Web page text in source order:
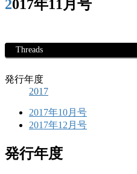
2017年11月号
Threads
発行年度
2017
2017年10月号
2017年12月号
発行年度